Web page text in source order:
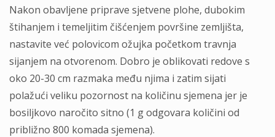
Nakon obavljene priprave sjetvene plohe, dubokim
štihanjem i temeljitim čišćenjem površine zemljišta,
nastavite već polovicom ožujka početkom travnja
sijanjem na otvorenom. Dobro je oblikovati redove s
oko 20-30 cm razmaka među njima i zatim sijati
polažući veliku pozornost na količinu sjemena jer je
bosiljkovo naročito sitno (1 g odgovara količini od
približno 800 komada sjemena).